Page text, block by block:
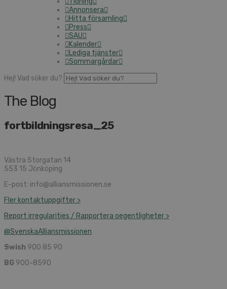
Annonsera
Hitta församling
Press
SAU
Kalender
Lediga tjänster
Sommargårdar
Hej! Vad söker du?
The Blog
fortbildningsresa_25
Västra Storgatan 14
553 15 Jönköping
E-post: info@alliansmissionen.se
Fler kontaktuppgifter >
Report irregularities / Rapportera oegentligheter >
@SvenskaAlliansmissionen
Swish 900 85 90
BG 900-8590